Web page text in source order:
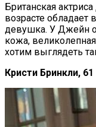
Британская
возрасте
девушка. У Джейн
кожа,
хотим выглядеть
Кристи Бринкли,